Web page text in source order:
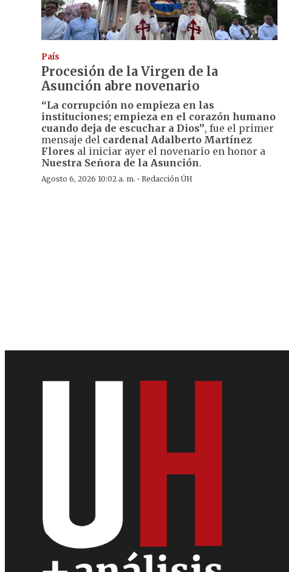
País
Procesión de la Virgen de la
Asunción abre novenario
“La corrupción no empieza en las
instituciones; empieza en el corazón humano
cuando deja de escuchar a Dios”, fue el primer
mensaje del cardenal Adalberto Martínez
Flores al iniciar ayer el novenario en honor a
Nuestra Señora de la Asunción.
Agosto 6, 2026 10:02 a. m. · Redacción ÚH